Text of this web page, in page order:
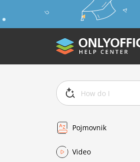
Pojmovnik
Video